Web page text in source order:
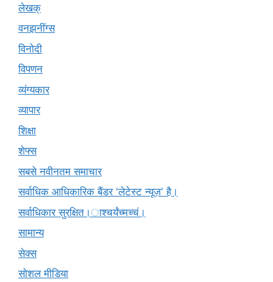
लेखक्
वनझनींग्स
विनोदी
विपणन
व्यंग्यकार
व्यापार
शिक्षा
शेफ्स
सबसे नवीनतम समाचार
सर्वाधिक आधिकारिक बैंडर 'लेटेस्ट न्यूज़' है।
सर्वाधिकार सुरक्षित।ाश्चर्यंच्मच्चं।
सामान्य
सेक्स
सोशल मीडिया